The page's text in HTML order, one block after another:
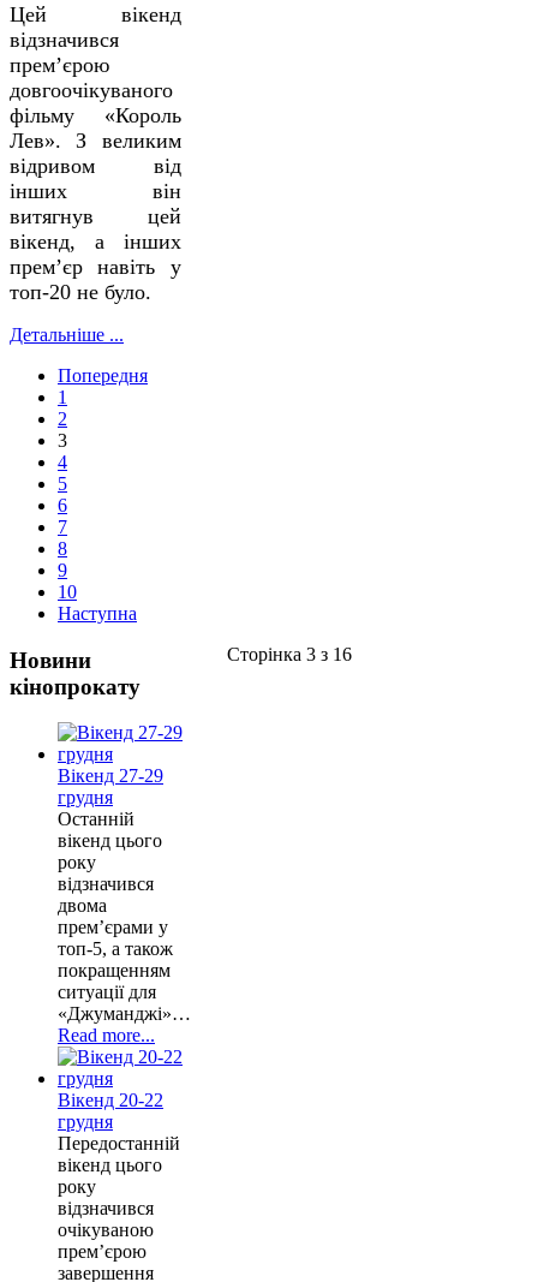
Цей вікенд
відзначився
прем’єрою
довгоочікуваного
фільму «Король
Лев». З великим
відривом від
інших він
витягнув цей
вікенд, а інших
прем’єр навіть у
топ-20 не було.
Детальніше ...
Попередня
1
2
3
4
5
6
7
8
9
10
Наступна
Сторінка 3 з 16
Новини
кінопрокату
Вікенд 27-29
грудня
Останній
вікенд цього
року
відзначився
двома
прем’єрами у
топ-5, а також
покращенням
ситуації для
«Джуманджі»…
Read more...
Вікенд 20-22
грудня
Передостанній
вікенд цього
року
відзначився
очікуваною
прем’єрою
завершення